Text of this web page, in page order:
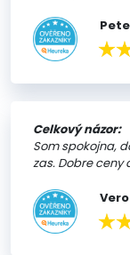
Celkový názor:
Som spokojna,
zas. Dobre ceny